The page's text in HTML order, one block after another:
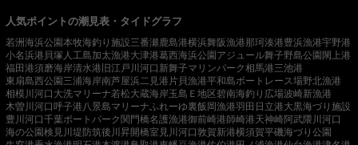
人気ポイントの潮見表・タイドグラフ
若洲海浜公園本牧海釣り施設三番瀬 鹿島港横浜舞阪漁港那珂湊港豊浜漁港宇野港
小名浜港 貝塚人工島加太漁港大津港葛西海浜公園アジュール舞子野島公園閖上港
福田港須磨海岸清水港 旧江戸川河口 新舞子マリンパーク相馬港三池港
東扇島西公園三浦海岸南芦屋浜二見港 片貝漁港平和島ボートレース場野北漁港
相模川河口 大洗マリーナ若松大蔵海岸玉島Ｅ地区碧南海釣り広場波崎新漁港
木曽川河口呼子港 八景島マリーナふれーゆ裏飯岡漁港羽田 日立港大黒海づり施設
豊川河口千葉ポートパーク関門橋名護漁港御前崎港師崎港天神崎阿武隈川河口
海の公園検見川堤防筑後川昇開橋室見川河口敦賀新港横須賀平磯海づり公園